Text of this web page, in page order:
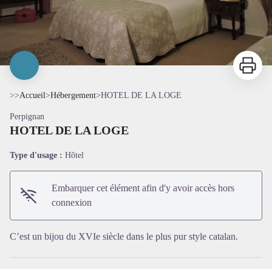
Voir l'image en plein écran
Imprimer
>>Accueil>Hébergement>HOTEL DE LA LOGE
Perpignan
HOTEL DE LA LOGE
Type d'usage : Hôtel
Embarquer cet élément afin d'y avoir accès hors
connexion
C’est un bijou du XVIe siècle dans le plus pur style catalan.